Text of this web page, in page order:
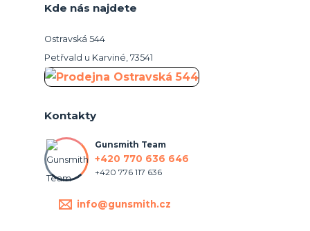
Kde nás najdete
Ostravská 544
Petřvald u Karviné, 73541
Kontakty
Gunsmith Team
+420 770 636 646
+420 776 117 636
info@gunsmith.cz